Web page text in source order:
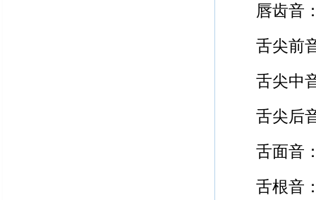
唇齿音
舌尖前
舌尖中
舌尖后
舌面音
舌根音